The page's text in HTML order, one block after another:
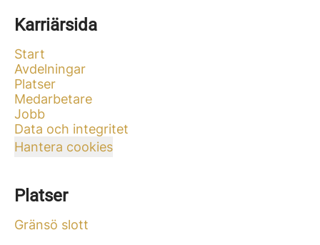
Karriärsida
Start
Avdelningar
Platser
Medarbetare
Jobb
Data och integritet
Hantera cookies
Platser
Gränsö slott